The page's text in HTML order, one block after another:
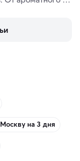
или себе на
на 3 дня